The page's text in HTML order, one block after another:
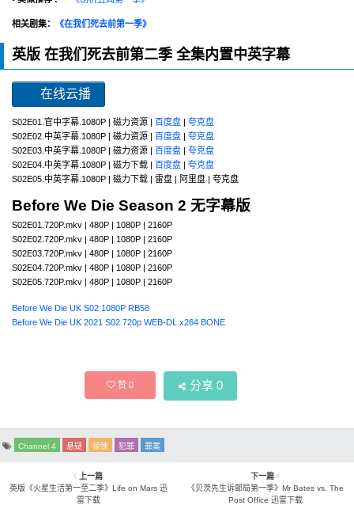
相关剧集： 《在我们死去前第一季》
英版 在我们死去前第二季 全集内置中英字幕
在线云播
S02E01.官中字幕.1080P | 磁力资源 | 百度盘 | 夸克盘
S02E02.中英字幕.1080P | 磁力资源 | 百度盘 | 夸克盘
S02E03.中英字幕.1080P | 磁力资源 | 百度盘 | 夸克盘
S02E04.中英字幕.1080P | 磁力下载 | 百度盘 | 夸克盘
S02E05.中英字幕.1080P | 磁力下载 | 雷盘 | 阿里盘 | 夸克盘
Before We Die Season 2 无字幕版
S02E01.720P.mkv | 480P | 1080P | 2160P
S02E02.720P.mkv | 480P | 1080P | 2160P
S02E03.720P.mkv | 480P | 1080P | 2160P
S02E04.720P.mkv | 480P | 1080P | 2160P
S02E05.720P.mkv | 480P | 1080P | 2160P
Before We Die UK S02 1080P RB58
Before We Die UK 2021 S02 720p WEB-DL x264 BONE
赞0 分享 0
Channel 4 悬疑 惊悚 犯罪 罪案
上一篇
英版《火星生活第一至二季》Life on Mars 迅
雷下载
下一篇
《贝茨先生诉邮局第一季》Mr Bates vs. The
Post Office 迅雷下载